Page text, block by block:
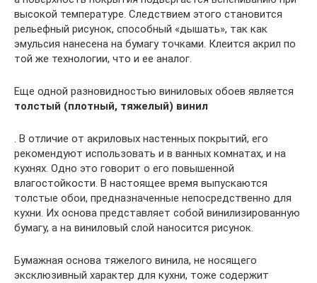
высокой температуре. Следствием этого становится
рельефный рисунок, способный «дышать», так как
эмульсия нанесена на бумагу точками. Клеится акрил по
той же технологии, что и ее аналог.
Еще одной разновидностью виниловых обоев является
толстый (плотный, тяжелый) винил
. В отличие от акриловых настенных покрытий, его
рекомендуют использовать и в ванных комнатах, и на
кухнях. Одно это говорит о его повышенной
влагостойкости. В настоящее время выпускаются
толстые обои, предназначенные непосредственно для
кухни. Их основа представляет собой винилизированную
бумагу, а на виниловый слой наносится рисунок.
Бумажная основа тяжелого винила, не носящего
эксклюзивный характер для кухни, тоже содержит